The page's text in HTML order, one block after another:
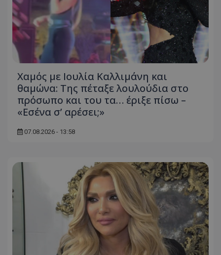
Χαμός με Ιουλία Καλλιμάνη και
θαμώνα: Της πέταξε λουλούδια στο
πρόσωπο και του τα… έριξε πίσω –
«Εσένα σ’ αρέσει;»
07.08.2026 - 13:58